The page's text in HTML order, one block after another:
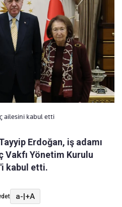
ailesini kabul etti
Erdoğan, iş adamı
Vakfı Yönetim Kurulu
kabul etti.
a-|+A